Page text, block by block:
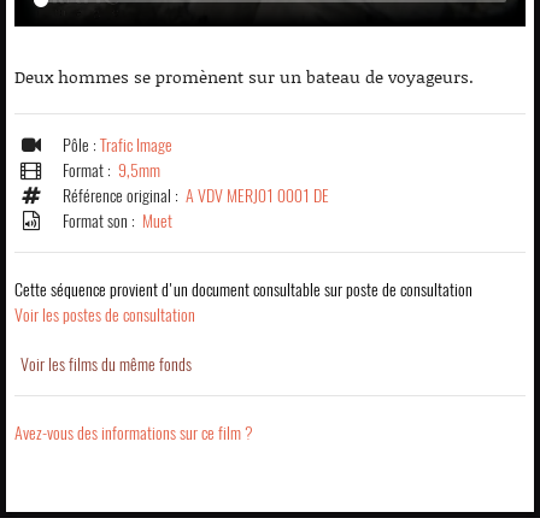
Deux hommes se promènent sur un bateau de voyageurs.
Pôle : Trafic Image
Format : 9,5mm
Référence original : A VDV MERJ01 0001 DE
Format son : Muet
Cette séquence provient d'un document consultable sur poste de consultation
Voir les postes de consultation
Voir les films du même fonds
Avez-vous des informations sur ce film ?